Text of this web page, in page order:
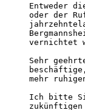
Entweder
oder der
vernichtet
Sehr
mehr
Ich bitte